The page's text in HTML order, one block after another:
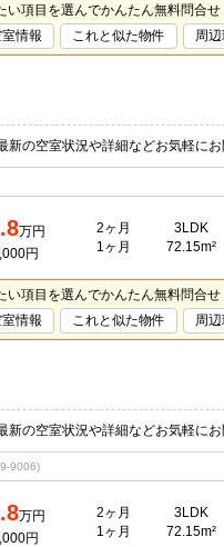
い項目を選んでかんたん無料問合せ
室情報 これと似た物件 周
の空室状況や詳細などお気軽にお
万円
円
2ヶ月
1ヶ月
3LDK
72.15m²
い項目を選んでかんたん無料問合せ
室情報 これと似た物件 周
の空室状況や詳細などお気軽にお
9006)
万円
円
2ヶ月
1ヶ月
3LDK
72.15m²